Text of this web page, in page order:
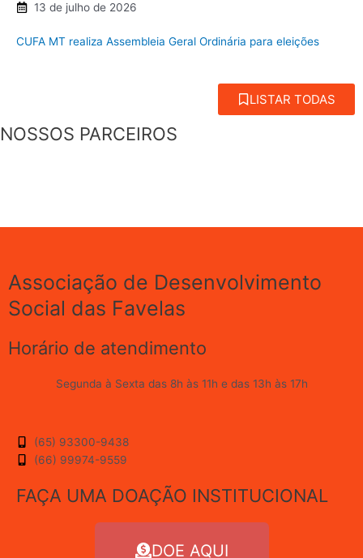
13 de julho de 2026
CUFA MT realiza Assembleia Geral Ordinária para eleições
LISTAR TODAS
NOSSOS PARCEIROS
Associação de Desenvolvimento
Social das Favelas
Horário de atendimento
Segunda à Sexta das 8h às 11h e das 13h às 17h
(65) 93300-9438
(66) 99974-9559
FAÇA UMA DOAÇÃO INSTITUCIONAL
DOE AQUI